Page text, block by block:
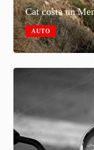
Cat costa un
AUTO